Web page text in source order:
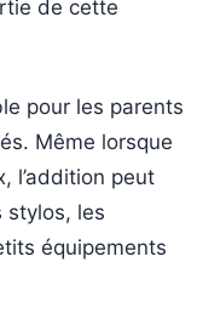
de cette
pour les parents
Même lorsque
l’addition peut
stylos, les
équipements